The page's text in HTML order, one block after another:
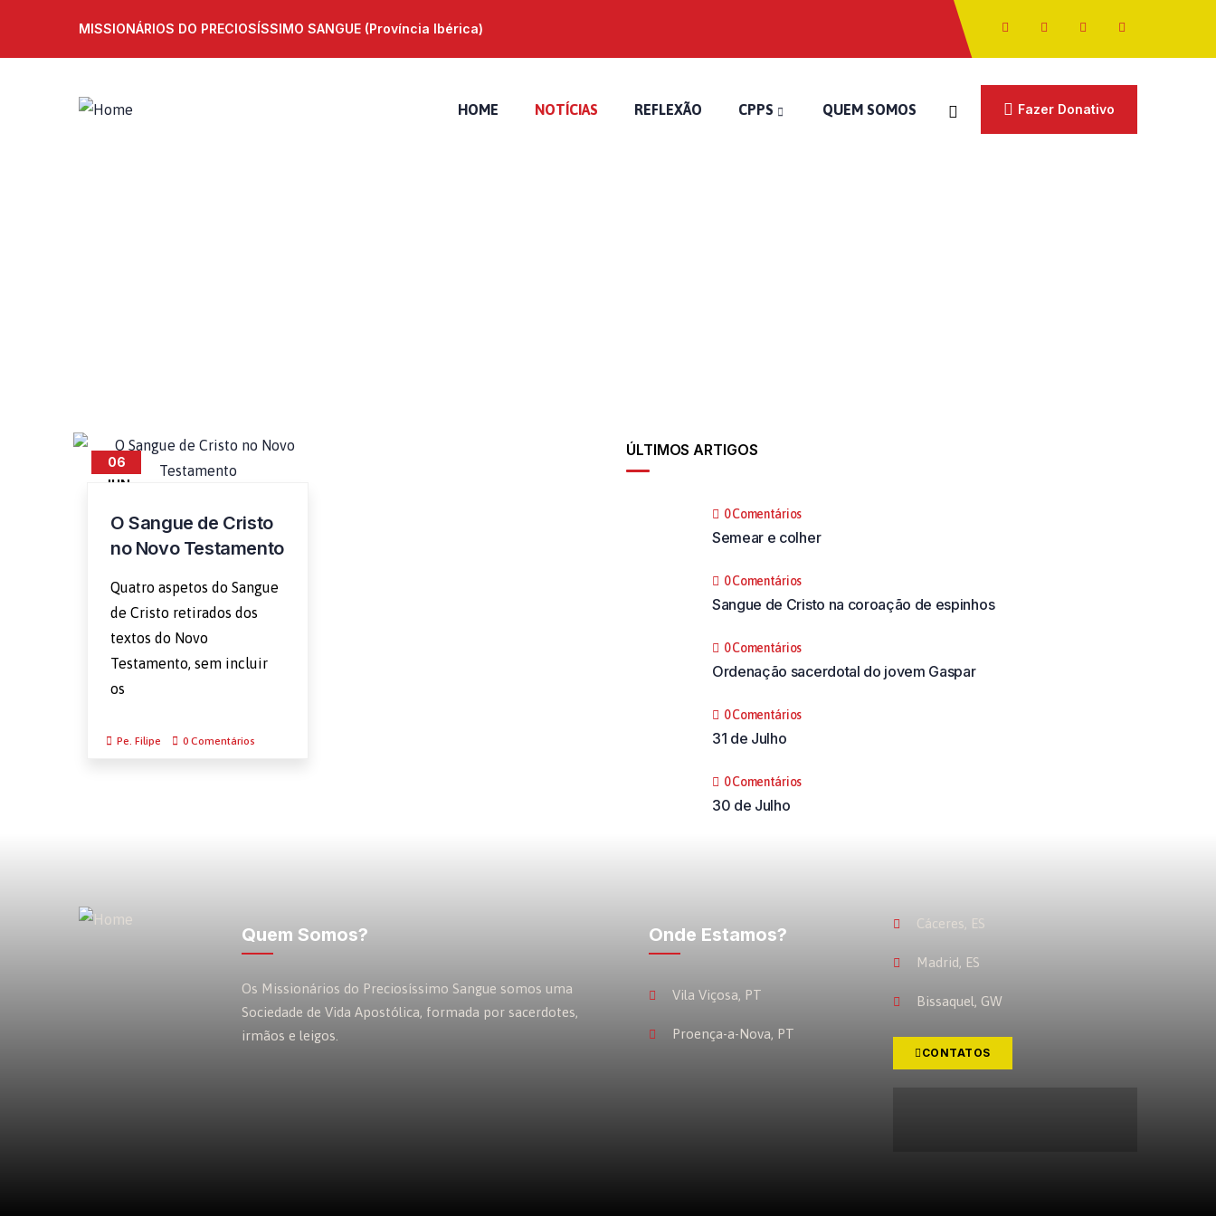
MISSIONÁRIOS DO PRECIOSÍSSIMO SANGUE (Província Ibérica)
HOME NOTÍCIAS REFLEXÃO CPPS QUEM SOMOS Fazer Donativo
06
JUN
O Sangue de Cristo
no Novo Testamento
Quatro aspetos do Sangue
de Cristo retirados dos
textos do Novo
Testamento, sem incluir
os
Pe. Filipe 0 Comentários
ÚLTIMOS ARTIGOS
0 Comentários
Semear e colher
0 Comentários
Sangue de Cristo na coroação de espinhos
0 Comentários
Ordenação sacerdotal do jovem Gaspar
0 Comentários
31 de Julho
0 Comentários
30 de Julho
Quem Somos?
Os Missionários do Preciosíssimo Sangue somos uma
Sociedade de Vida Apostólica, formada por sacerdotes,
irmãos e leigos.
Onde Estamos?
Vila Viçosa, PT
Proença-a-Nova, PT
Cáceres, ES
Madrid, ES
Bissaquel, GW
CONTATOS